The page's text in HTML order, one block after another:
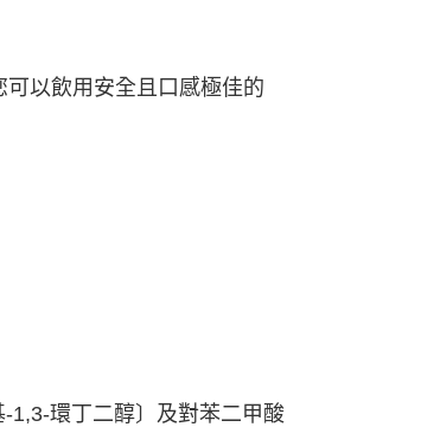
以飲用安全且口感極佳的
1,3-環丁二醇〕及對苯二甲酸